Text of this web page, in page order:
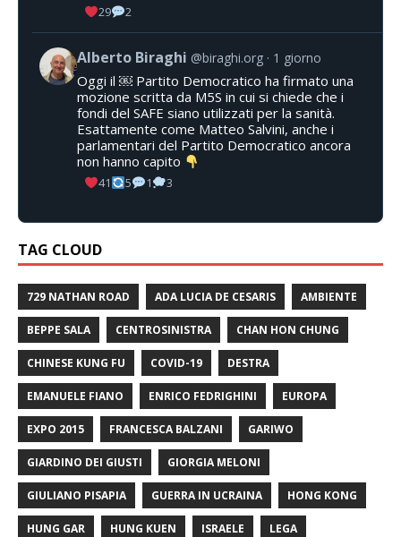
29 2
Alberto Biraghi @biraghi.org 1 giorno
Oggi il ￼ Partito Democratico ha firmato una
mozione scritta da M5S in cui si chiede che i
fondi del SAFE siano utilizzati per la sanità.
Esattamente come Matteo Salvini, anche i
parlamentari del Partito Democratico ancora
non hanno capito
41 5 1 3
TAG CLOUD
729 NATHAN ROAD ADA LUCIA DE CESARIS AMBIENTE
BEPPE SALA CENTROSINISTRA CHAN HON CHUNG
CHINESE KUNG FU COVID-19 DESTRA
EMANUELE FIANO ENRICO FEDRIGHINI EUROPA
EXPO 2015 FRANCESCA BALZANI GARIWO
GIARDINO DEI GIUSTI GIORGIA MELONI
GIULIANO PISAPIA GUERRA IN UCRAINA HONG KONG
HUNG GAR HUNG KUEN ISRAELE LEGA